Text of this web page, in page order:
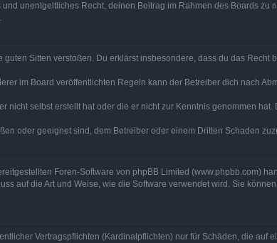
unentgeltliches Recht, deinen Beitrag im Rahmen des Boards zu
Sitten verstoßen. Du erklärst insbesondere, dass du das Recht
im Board veröffentlichten Regeln kann der Betreiber dich nach
selbst erstellt hat oder die er nicht zur Kenntnis genommen hat.
oder geeignet sind, dem Betreiber oder einem Dritten Schaden
Foren-Software von phpBB Limited (www.phpbb.com)
auf die Art und Weise, wie die Software verwendet wird. Sie
Vertragspflichten (Kardinalpflichten) nur für Schäden, die auf